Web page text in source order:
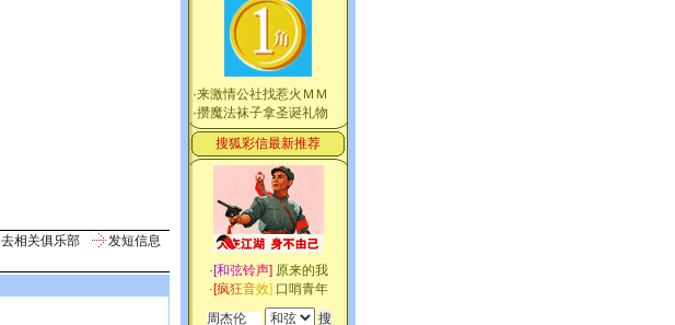
去相关俱乐部 发短信息
·来激情公社找惹火ＭＭ
·攒魔法袜子拿圣诞礼物
搜狐彩信最新推荐
·[和弦铃声] 原来的我
·[疯狂音效] 口哨青年